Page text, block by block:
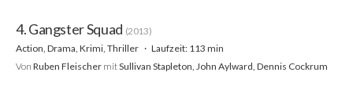
4. Gangster Squad (2013)
Action, Drama, Krimi, Thriller
Laufzeit: 113 min
Von Ruben Fleischer mitSullivan Stapleton, John Aylward, Dennis Cockrum